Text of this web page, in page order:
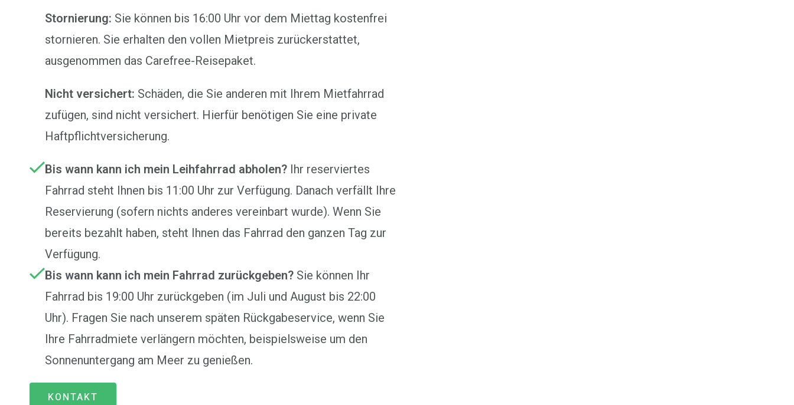
Stornierung: Sie können bis 16:00 Uhr vor dem Miettag kostenfrei
stornieren. Sie erhalten den vollen Mietpreis zurückerstattet,
ausgenommen das Carefree-Reisepaket.
Nicht versichert: Schäden, die Sie anderen mit Ihrem Mietfahrrad
zufügen, sind nicht versichert. Hierfür benötigen Sie eine private
Haftpflichtversicherung.
Bis wann kann ich mein Leihfahrrad abholen?Ihr reserviertes
Fahrrad steht Ihnen bis 11:00 Uhr zur Verfügung. Danach verfällt Ihre
Reservierung (sofern nichts anderes vereinbart wurde). Wenn Sie
bereits bezahlt haben, steht Ihnen das Fahrrad den ganzen Tag zur
Verfügung.
Bis wann kann ich mein Fahrrad zurückgeben?Sie können Ihr
Fahrrad bis 19:00 Uhr zurückgeben (im Juli und August bis 22:00
Uhr). Fragen Sie nach unserem späten Rückgabeservice, wenn Sie
Ihre Fahrradmiete verlängern möchten, beispielsweise um den
Sonnenuntergang am Meer zu genießen.
KONTAKT